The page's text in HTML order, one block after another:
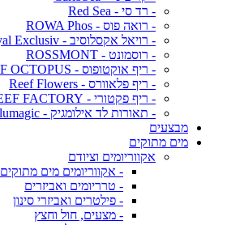
- רד סי - Red Sea
- רואה פוס - ROWA Phos
- רויאל אקסלוסיב - Royal Exclusiv
- רוסמונט - ROSSMONT
- ריף אוקטופוס - REEF OCTOPUS
- ריף פלאוורס - Reef Flowers
- ריף פקטורי - REEF FACTORY
- תאורות לד אילומגיק - Illumagic
מבצעים
מים מתוקים
אקווריומים וציודם
- אקווריומים מים מתוקים
- טרריומים ואביזרים
- פילטרים ואביזרי סינון
- מצעים, חול וחצץ